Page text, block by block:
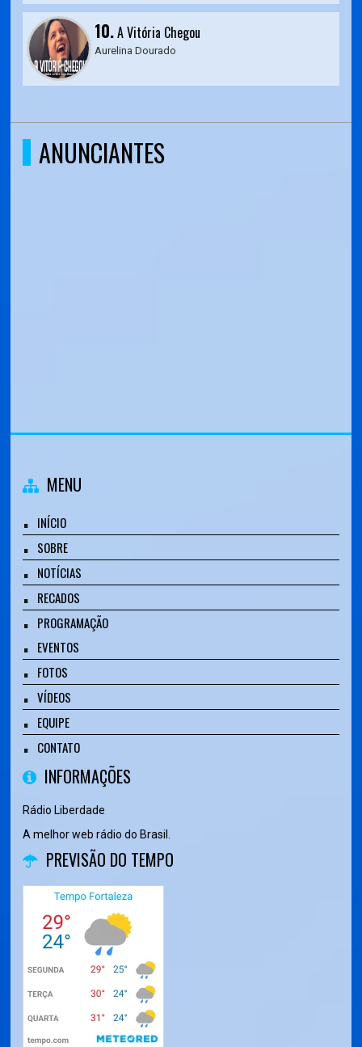
10.A Vitória Chegou
Aurelina Dourado
ANUNCIANTES
MENU
INÍCIO
SOBRE
NOTÍCIAS
RECADOS
PROGRAMAÇÃO
EVENTOS
FOTOS
VÍDEOS
EQUIPE
CONTATO
INFORMAÇÕES
Rádio Liberdade
A melhor web rádio do Brasil.
PREVISÃO DO TEMPO